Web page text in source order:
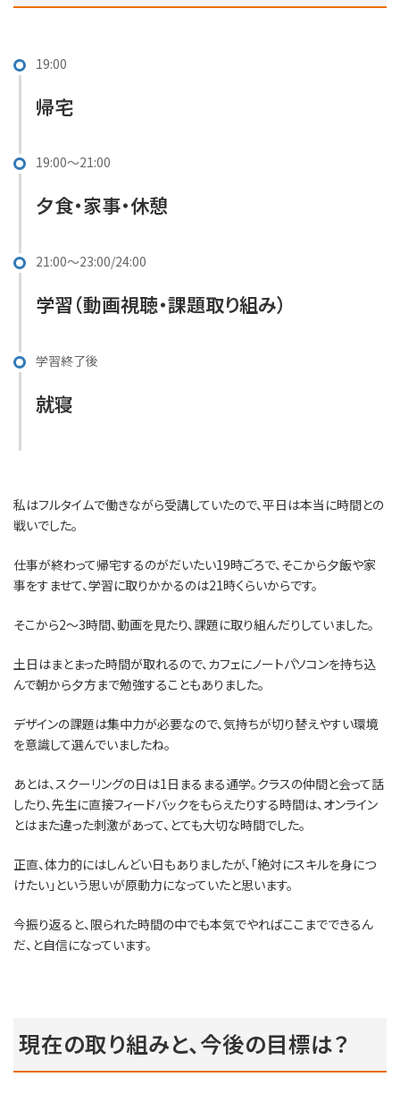
19:00
帰宅
19:00〜21:00
夕食・家事・休憩
21:00〜23:00/24:00
学習（動画視聴・課題取り組み）
学習終了後
就寝
私はフルタイムで働きながら受講していたので、平日は本当に時間との
戦いでした。
仕事が終わって帰宅するのがだいたい19時ごろで、そこから夕飯や家
事をすませて、学習に取りかかるのは21時くらいからです。
そこから2〜3時間、動画を見たり、課題に取り組んだりしていました。
土日はまとまった時間が取れるので、カフェにノートパソコンを持ち込
んで朝から夕方まで勉強することもありました。
デザインの課題は集中力が必要なので、気持ちが切り替えやすい環境
を意識して選んでいましたね。
あとは、スクーリングの日は1日まるまる通学。クラスの仲間と会って話
したり、先生に直接フィードバックをもらえたりする時間は、オンライン
とはまた違った刺激があって、とても大切な時間でした。
正直、体力的にはしんどい日もありましたが、「絶対にスキルを身につ
けたい」という思いが原動力になっていたと思います。
今振り返ると、限られた時間の中でも本気でやればここまでできるん
だ、と自信になっています。
現在の取り組みと、今後の目標は？